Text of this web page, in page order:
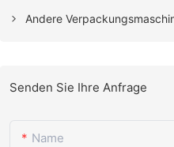
Andere
Senden Sie Ihre Anfrage
Name